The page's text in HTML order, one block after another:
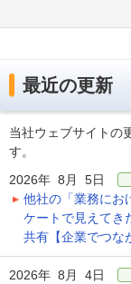
最近の更新
当社ウェブサイトの
す。
2026年 8月 5日
他社の「業務にお
ケートで見えてき
共有【企業でつな
2026年 8月 4日